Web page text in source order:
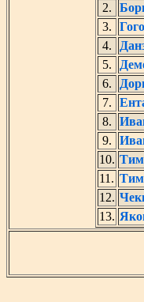
2.
3.
4.
5.
6.
7.
8.
9.
10.
11.
12.
13.